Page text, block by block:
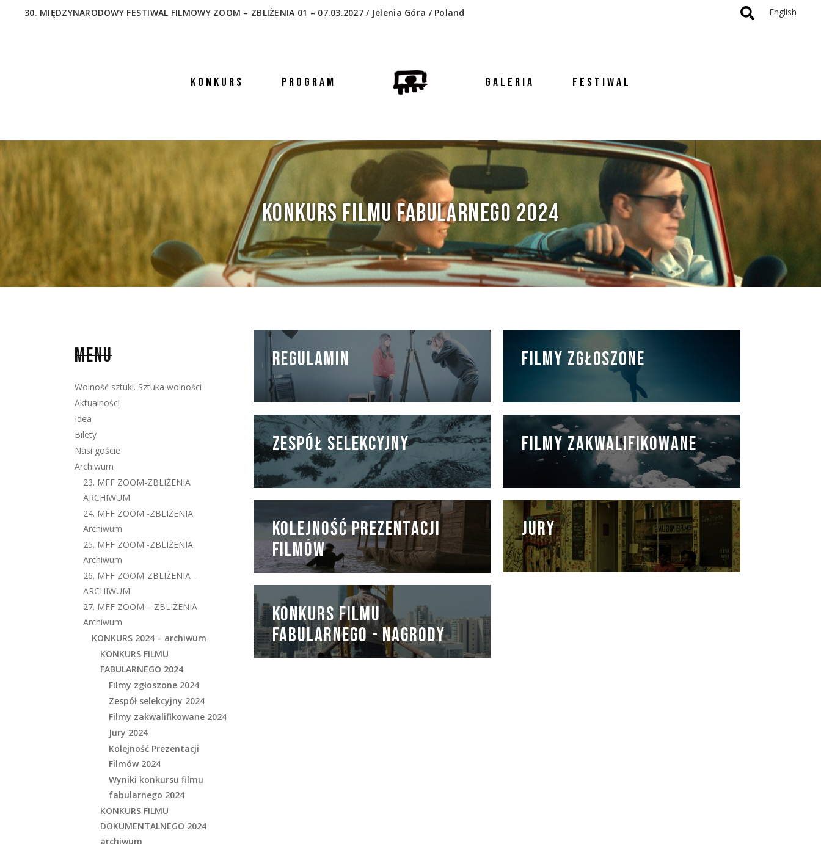
30. MIĘDZYNARODOWY FESTIWAL FILMOWY ZOOM – ZBLIŻENIA 01 – 07.03.2027 / Jelenia Góra / Poland English
KONKURS PROGRAM GALERIA FESTIWAL
KONKURS FILMU FABULARNEGO 2024
NAN
REGULAMIN FILMY ZGŁOSZONE
ZESPÓŁ SELEKCYJNY FILMY ZAKWALIFIKOWANE
KOLEJNOŚĆ PREZENTACJI
FILMÓW
JURY
KONKURS FILMU
FABULARNEGO - NAGRODY
MENU
Wolność sztuki. Sztuka wolności
Aktualności
Idea
Bilety
Nasi goście
Archiwum
23. MFF ZOOM-ZBLIŻENIA
ARCHIWUM
24. MFF ZOOM -ZBLIŻENIA
Archiwum
25. MFF ZOOM -ZBLIŻENIA
Archiwum
26. MFF ZOOM-ZBLIŻENIA –
ARCHIWUM
27. MFF ZOOM – ZBLIŻENIA
Archiwum
KONKURS 2024 – archiwum
KONKURS FILMU
FABULARNEGO 2024
Filmy zgłoszone 2024
Zespół selekcyjny 2024
Filmy zakwalifikowane 2024
Jury 2024
Kolejność Prezentacji
Filmów 2024
Wyniki konkursu filmu
fabularnego 2024
KONKURS FILMU
DOKUMENTALNEGO 2024
archiwum